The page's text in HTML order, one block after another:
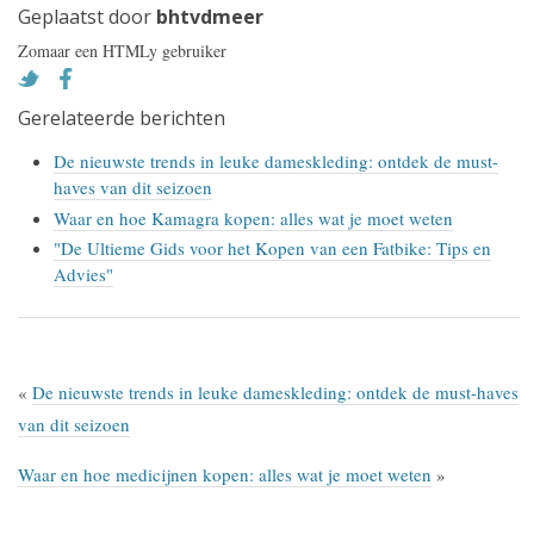
Geplaatst door bhtvdmeer
Zomaar een HTMLy gebruiker
Gerelateerde berichten
De nieuwste trends in leuke dameskleding: ontdek de must-
haves van dit seizoen
Waar en hoe Kamagra kopen: alles wat je moet weten
"De Ultieme Gids voor het Kopen van een Fatbike: Tips en
Advies"
« De nieuwste trends in leuke dameskleding: ontdek de must-haves
van dit seizoen
Waar en hoe medicijnen kopen: alles wat je moet weten »